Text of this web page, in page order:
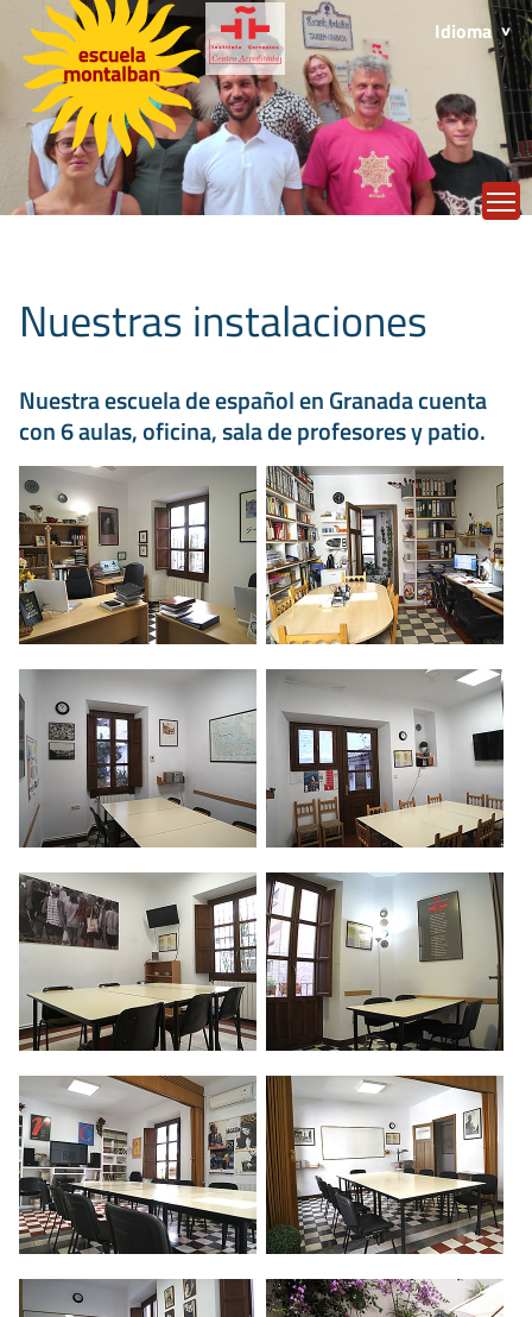
Idioma
Nuestras instalaciones
Nuestra escuela de español en Granada cuenta
con 6 aulas, oficina, sala de profesores y patio.